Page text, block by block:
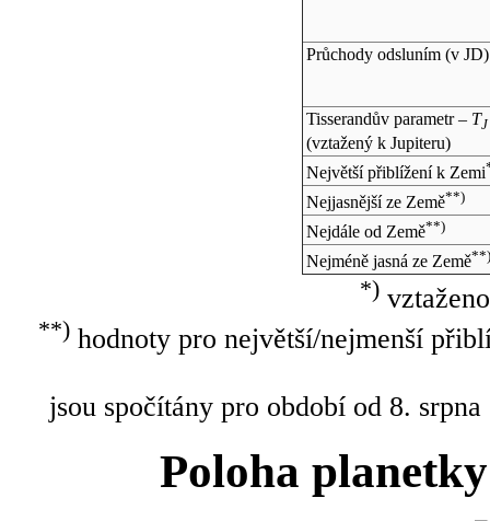
Průchody odsluním (v JD)
Tisserandův parametr – TJ
(vztažený k Jupiteru)
Největší přiblížení k Zemi
Nejjasnější ze Země**)
Nejdále od Země**)
Nejméně jasná ze Země**)
*)
**)hodnoty pro největší/nejmenší
jsou spočítány pro období od 8.
Poloha